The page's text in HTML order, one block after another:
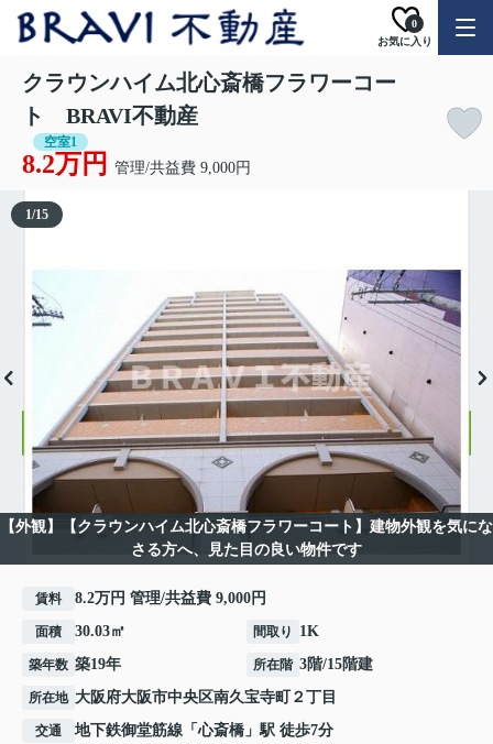
お気に入り
0
クラウンハイム北心斎橋フラワーコー
ト BRAVI不動産
空室1
8.2万円 管理/共益費 9,000円
【外観】【クラウンハイム北心斎橋フラワーコート】建物外観を気にな
さる方へ、見た目の良い物件です
1/15
賃料 8.2万円 管理/共益費 9,000円
面積 30.03㎡ 間取り 1K
築年数 築19年 所在階 3階/15階建
所在地 大阪府大阪市中央区南久宝寺町 ２丁目
交通 地下鉄御堂筋線 「 心斎橋 」駅 徒歩7分